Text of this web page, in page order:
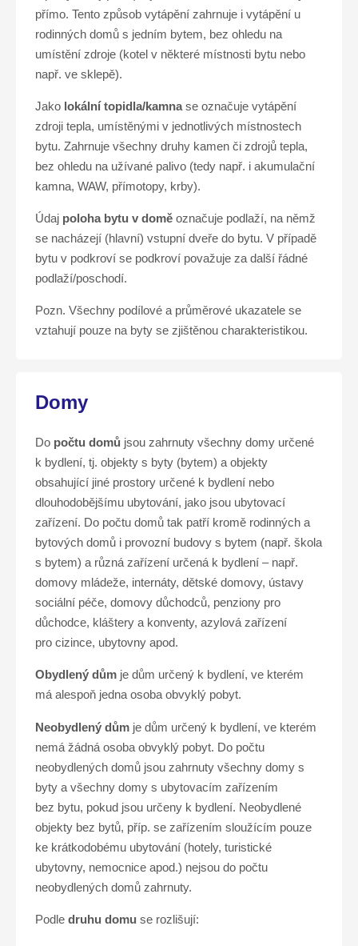
přímo. Tento způsob vytápění zahrnuje i vytápění u
rodinných domů s jedním bytem, bez ohledu na
umístění zdroje (kotel v některé místnosti bytu nebo
např. ve sklepě).
Jako lokální topidla/kamnase označuje vytápění
zdroji tepla, umístěnými v jednotlivých místnostech
bytu. Zahrnuje všechny druhy kamen či zdrojů tepla,
bez ohledu na užívané palivo (tedy např. i akumulační
kamna, WAW, přímotopy, krby).
Údaj poloha bytu v domě označuje podlaží, na němž
se nacházejí (hlavní) vstupní dveře do bytu. V případě
bytu v podkroví se podkroví považuje za další řádné
podlaží/poschodí.
Pozn. Všechny podílové a průměrové ukazatele se
vztahují pouze na byty se zjištěnou charakteristikou.
Domy
Do počtu domů jsou zahrnuty všechny domy určené
k bydlení, tj. objekty s byty (bytem) a objekty
obsahující jiné prostory určené k bydlení nebo
dlouhodobějšímu ubytování, jako jsou ubytovací
zařízení. Do počtu domů tak patří kromě rodinných a
bytových domů i provozní budovy s bytem (např. škola
s bytem) a různá zařízení určená k bydlení – např.
domovy mládeže, internáty, dětské domovy, ústavy
sociální péče, domovy důchodců, penziony pro
důchodce, kláštery a konventy, azylová zařízení
pro cizince, ubytovny apod.
Obydlený dům je dům určený k bydlení, ve kterém
má alespoň jedna osoba obvyklý pobyt.
Neobydlený dům je dům určený k bydlení, ve kterém
nemá žádná osoba obvyklý pobyt. Do počtu
neobydlených domů jsou zahrnuty všechny domy s
byty a všechny domy s ubytovacím zařízením
bez bytu, pokud jsou určeny k bydlení. Neobydlené
objekty bez bytů, příp. se zařízením sloužícím pouze
ke krátkodobému ubytování (hotely, turistické
ubytovny, nemocnice apod.) nejsou do počtu
neobydlených domů zahrnuty.
Podle druhu domu se rozlišují: